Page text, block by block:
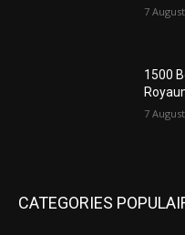
7
1500
7
CATEGORIES